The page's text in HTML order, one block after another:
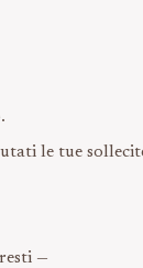
le tue
—